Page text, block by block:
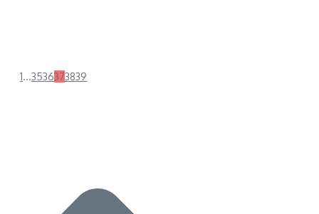
1...3536373839